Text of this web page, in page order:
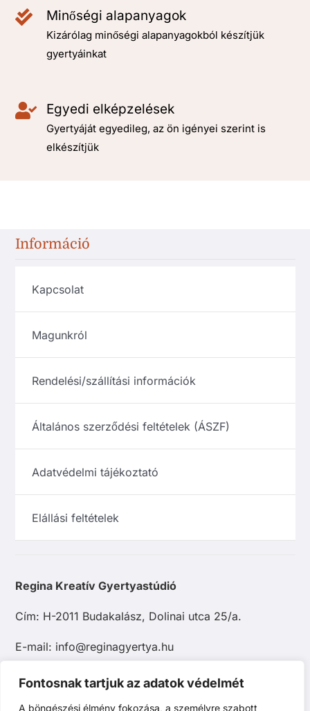
Fontosnak tartjuk az adatok védelmét
A böngészési élmény fokozása, a személyre szabott
Minőségi alapanyagok
Kizárólag minőségi alapanyagokból készítjük
gyertyáinkat
Egyedi elképzelések
Gyertyáját egyedileg, az ön igényei szerint is
elkészítjük
Információ
Kapcsolat
Magunkról
Rendelési/szállítási információk
Általános szerződési feltételek (ÁSZF)
Adatvédelmi tájékoztató
Elállási feltételek
Regina Kreatív Gyertyastúdió
Cím: H-2011 Budakalász, Dolinai utca 25/a.
E-mail: info@reginagyertya.hu
Tel.: +36 20 483 9097